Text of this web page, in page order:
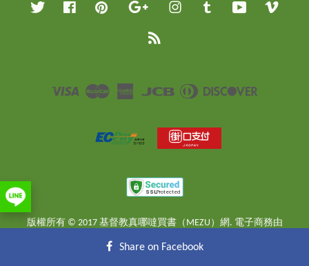
Twitter Facebook Pinterest Google InstagramTumblr YouTube
Visa Master
American
JCB
Diners
版權所有 © 2017 基督教真哪噠買書（MEZU）網. 電子商務由
Share on Facebook